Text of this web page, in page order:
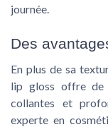
journée.
Des
En plus de sa
lip gloss offre de
collantes et
experte en